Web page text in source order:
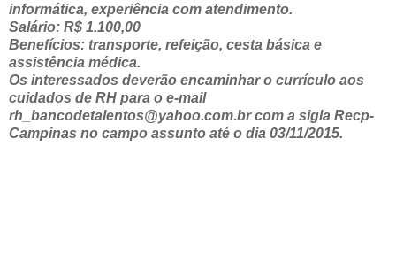
informática, experiência com atendimento.
Salário: R$ 1.100,00
Benefícios: transporte, refeição, cesta básica e
assistência médica.
Os interessados deverão encaminhar o currículo aos
cuidados de RH para o e-mail
rh_bancodetalentos@yahoo.com.br com a sigla Recp-
Campinas no campo assunto até o dia 03/11/2015.